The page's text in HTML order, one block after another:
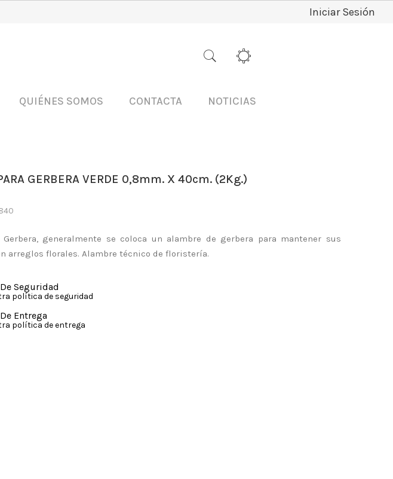
Iniciar Sesión
QUIÉNES SOMOS CONTACTA NOTICIAS
GERBERA VERDE 0,8mm. X 40cm. (2Kg.)
Gerbera, generalmente se coloca un alambre de gerbera para mantener sus
arreglos florales. Alambre técnico de floristería.
Seguridad
política de seguridad
Entrega
política de entrega